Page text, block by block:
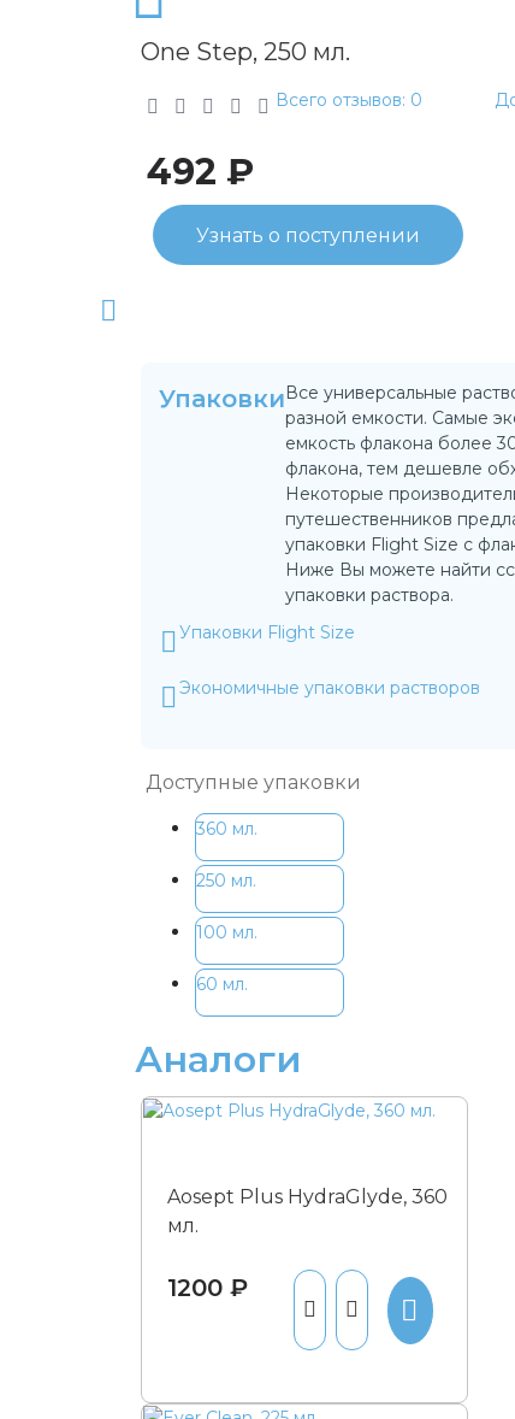
One Step, 250 мл.
Всего отзывов: 0
492 ₽
Узнать о поступлении
УпаковкиВсе универсальные
разной емкости. Самые
емкость флакона более
флакона, тем дешевле
Некоторые
путешественников
упаковки Flight Size с
Ниже Вы можете найти
упаковки раствора.
Упаковки Flight Size
Экономичные упаковки растворов
Доступные упаковки
360 мл.
250 мл.
100 мл.
60 мл.
Аналоги
Aosept Plus HydraGlyde, 360
мл.
1200 ₽